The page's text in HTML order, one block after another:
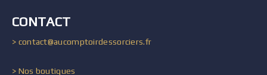
CONTACT
> contact@aucomptoirdessorciers.fr
> Nos boutiques